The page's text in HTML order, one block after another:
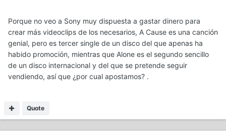
Porque no veo a Sony muy dispuesta a gastar dinero para
crear más videoclips de los necesarios, A Cause es una canción
genial, pero es tercer single de un disco del que apenas ha
habido promoción, mientras que Alone es el segundo sencillo
de un disco internacional y del que se pretende seguir
vendiendo, así que ¿por cual apostamos? .
Quote